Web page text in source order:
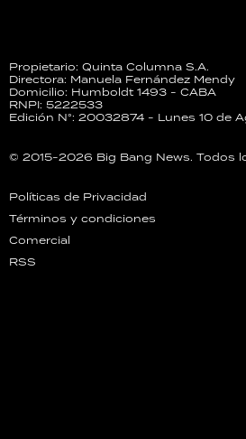
Propietario: Quinta Columna S.A.
Directora: Manuela Fernández Mendy
Domicilio: Humboldt 1493 - CABA
RNPI: 5222533
Edición N°: 20032874 - Lunes 10 de
© 2015-2026 Big Bang News. Todos
Políticas de Privacidad
Términos y condiciones
Comercial
RSS